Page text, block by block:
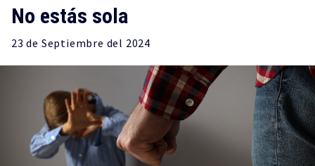
No estás sola
23 de Septiembre del 2024